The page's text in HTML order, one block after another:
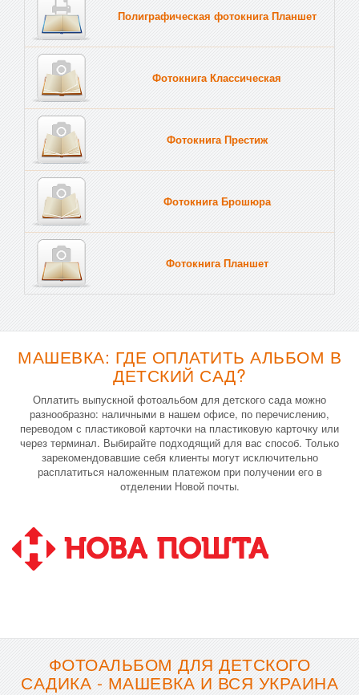
Полиграфическая фотокнига Планшет
Фотокнига Классическая
Фотокнига Престиж
Фотокнига Брошюра
Фотокнига Планшет
МАШЕВКА: ГДЕ ОПЛАТИТЬ АЛЬБОМ В
ДЕТСКИЙ САД?
Оплатить выпускной фотоальбом для детского сада можно
разнообразно: наличными в нашем офисе, по перечислению,
переводом с пластиковой карточки на пластиковую карточку или
через терминал. Выбирайте подходящий для вас способ. Только
зарекомендовавшие себя клиенты могут исключительно
расплатиться наложенным платежом при получении его в
отделении Новой почты.
ФОТОАЛЬБОМ ДЛЯ ДЕТСКОГО
САДИКА - МАШЕВКА И ВСЯ УКРАИНА